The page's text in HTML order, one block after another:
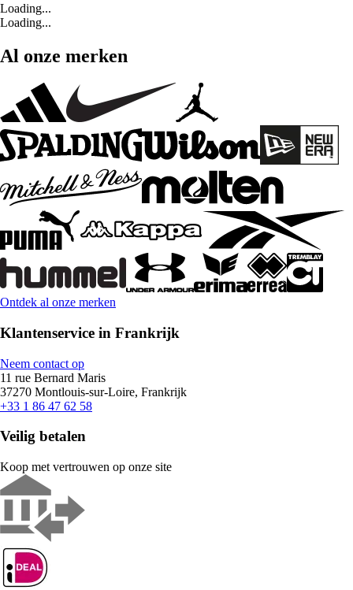
Loading...
Loading...
Al onze merken
Ontdek al onze merken
Klantenservice in Frankrijk
Neem contact op
11 rue Bernard Maris
37270 Montlouis-sur-Loire, Frankrijk
+33 1 86 47 62 58
Veilig betalen
Koop met vertrouwen op onze site